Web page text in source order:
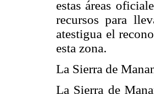
estas áreas
recursos para
atestigua el
esta zona.
La Sierra de
La Sierra de